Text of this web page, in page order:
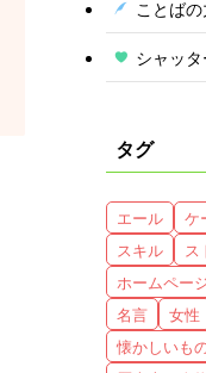
ことばの
シャッ
タグ
エール ケ
スキル
ス
ホームペー
名言
女性
懐かしいも